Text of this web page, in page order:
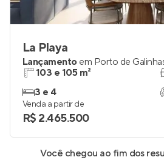
La Playa
Lançamento em Porto de
103 e 105 m²
3 e 4
Venda a partir de
R$ 2.465.500
Você chegou ao fim dos